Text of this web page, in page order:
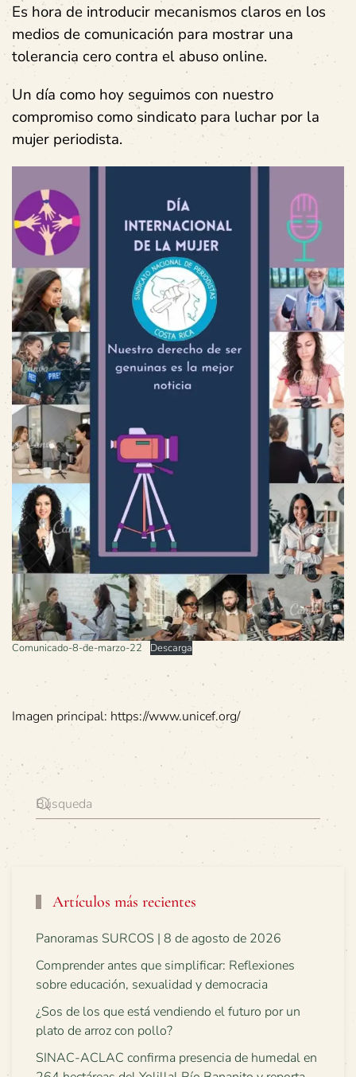
Es hora de introducir mecanismos claros en los
medios de comunicación para mostrar una
tolerancia cero contra el abuso online.
Un día como hoy seguimos con nuestro
compromiso como sindicato para luchar por la
mujer periodista.
Comunicado-8-de-marzo-22 Descarga
Imagen principal: https://www.unicef.org/
Artículos más recientes
Panoramas SURCOS | 8 de agosto de 2026
Comprender antes que simplificar: Reflexiones
sobre educación, sexualidad y democracia
¿Sos de los que está vendiendo el futuro por un
plato de arroz con pollo?
SINAC-ACLAC confirma presencia de humedal en